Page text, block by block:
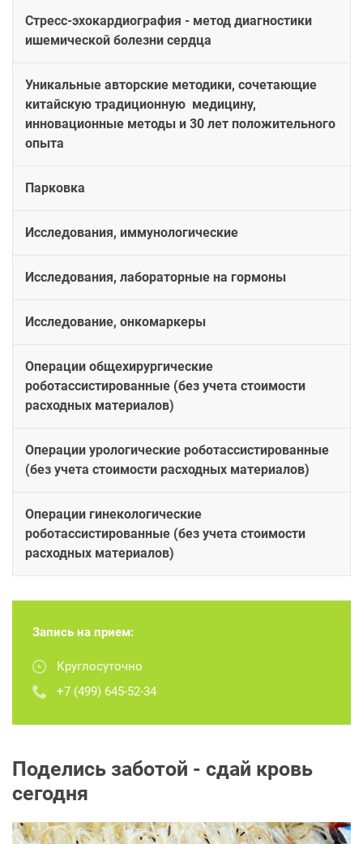
Стресс-эхокардиография - метод диагностики
ишемической болезни сердца
Уникальные авторские методики, сочетающие
китайскую традиционную медицину,
инновационные методы и 30 лет положительного
опыта
Парковка
Исследования, иммунологические
Исследования, лабораторные на гормоны
Исследование, онкомаркеры
Операции общехирургические
роботассистированные (без учета стоимости
расходных материалов)
Операции урологические роботассистированные
(без учета стоимости расходных материалов)
Операции гинекологические
роботассистированные (без учета стоимости
расходных материалов)
Запись на прием:
Круглосуточно
+7 (499) 645-52-34
Поделись заботой - сдай кровь
сегодня